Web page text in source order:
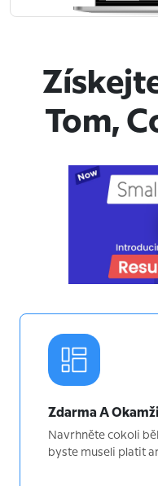
Tom,
Zdarma A
Navrhněte cokoli
byste museli platit